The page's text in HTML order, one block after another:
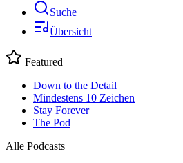
Suche
Übersicht
Featured
Down to the Detail
Mindestens 10 Zeichen
Stay Forever
The Pod
Alle Podcasts